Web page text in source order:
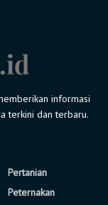
informasi
terkini dan terbaru.
Pertanian
Peternakan